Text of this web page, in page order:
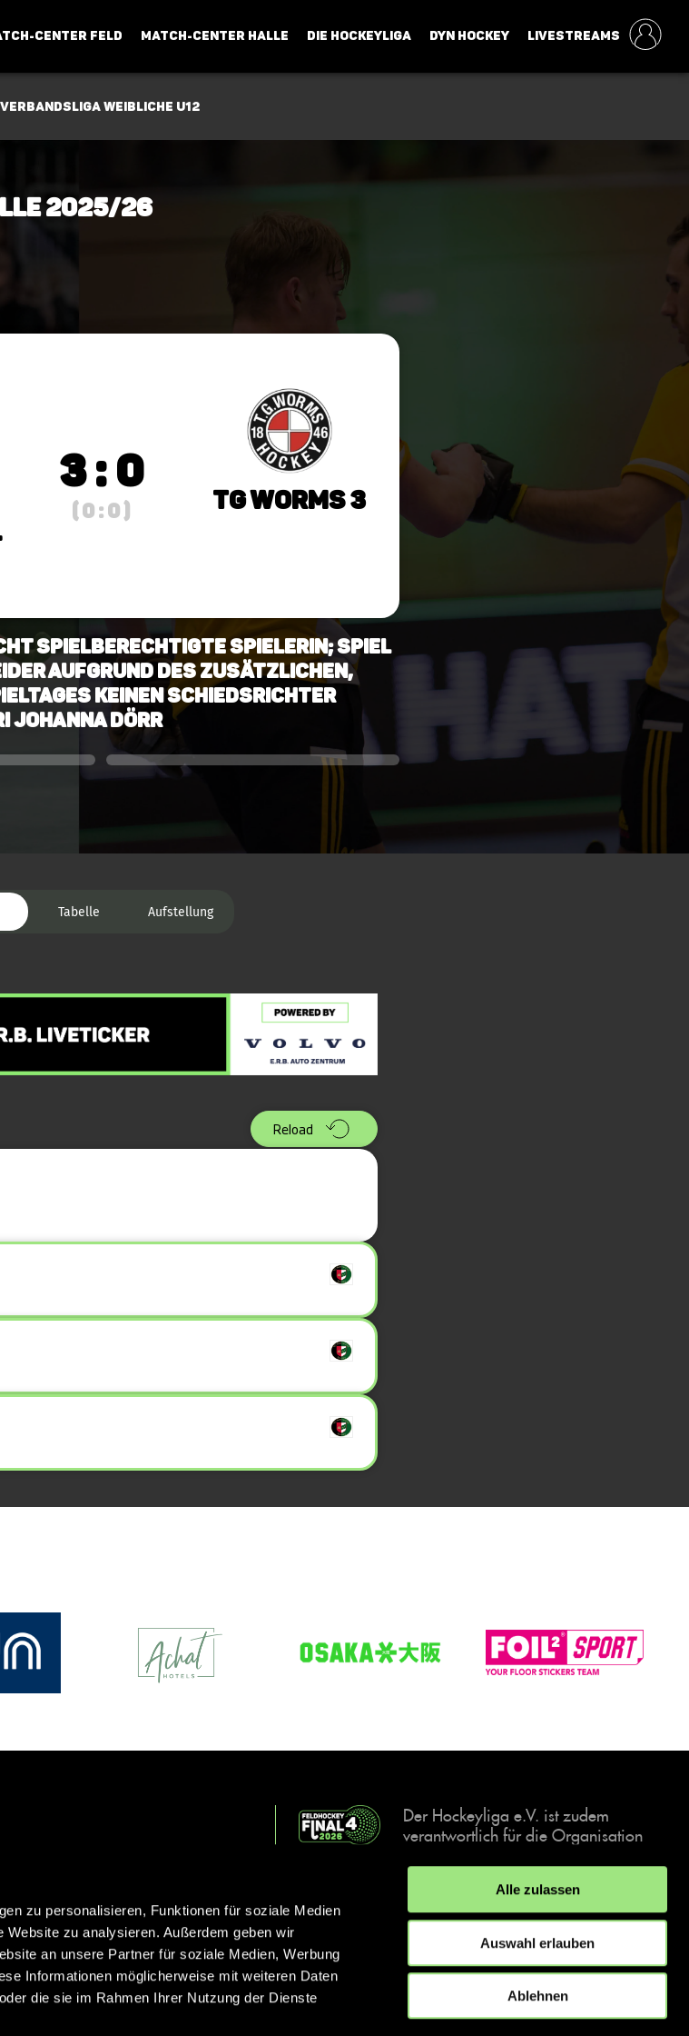
zu personalisieren, Funktionen für soziale Medien
zu analysieren. Außerdem geben wir
an unsere Partner für soziale Medien, Werbung
Informationen möglicherweise mit weiteren Daten
die sie im Rahmen Ihrer Nutzung der Dienste
Alle zulassen
Auswahl erlauben
Ablehnen
CENTER FELD MATCH-CENTER HALLE DIE HOCKEYLIGA DYN HOCKEY LIVESTREAMS
Verbandsliga weibliche U12
2025/26
3 : 0
( 0 : 0 ) TG Worms 3
spielberechtigte Spielerin; Spiel
aufgrund des zusätzlichen,
keinen Schiedsrichter
Johanna Dörr
Tabelle Aufstellung
Reload
Der Hockeyliga e.V. ist zudem
verantwortlich für die Organisation
Events, der deutschen Hockey-
Meisterschaften.
IMPRESSUM DATENSCHUTZERKLÄRUNG
© 2026 hockey.de